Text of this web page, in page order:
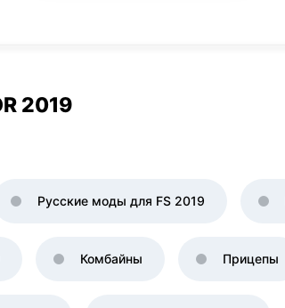
2019
Русские моды для FS 2019
Комбайны Прицепы